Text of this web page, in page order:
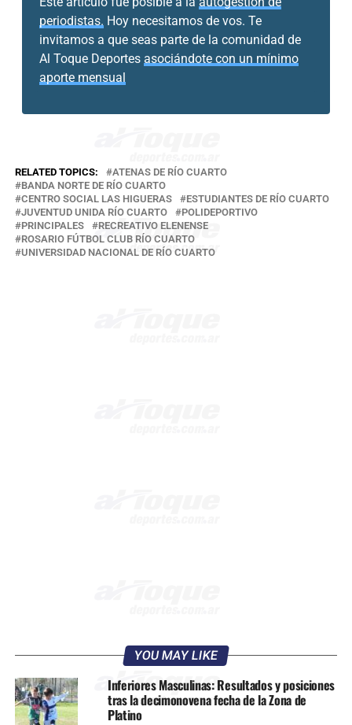
periodistas. Hoy necesitamos de vos. Te
invitamos a que seas parte de la comunidad de
Al Toque Deportes asociándote con un mínimo
aporte mensual
RELATED TOPICS:
ATENAS DE RÍO CUARTO
BANDA NORTE DE RÍO CUARTO
CENTRO SOCIAL LAS HIGUERAS
ESTUDIANTES DE RÍO CUARTO
JUVENTUD UNIDA RÍO CUARTO
POLIDEPORTIVO
PRINCIPALES
RECREATIVO ELENENSE
ROSARIO FÚTBOL CLUB RÍO CUARTO
UNIVERSIDAD NACIONAL DE RÍO CUARTO
YOU MAY LIKE
Inferiores Masculinas: Resultados y posiciones
tras la decimonovena fecha de la Zona de
Platino